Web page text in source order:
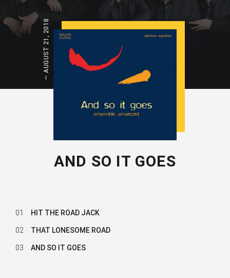
AUGUST 21, 2018
AND SO IT GOES
01 HIT THE ROAD JACK
02 THAT LONESOME ROAD
03 AND SO IT GOES